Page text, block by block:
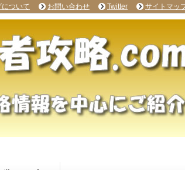
について お問い合わせ Twitter サイトマッ